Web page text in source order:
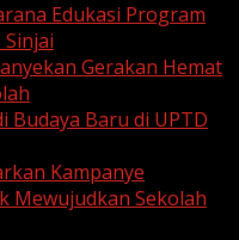
Edukasi Program
Gerakan Hemat
Budaya Baru di UPTD
Kampanye
Mewujudkan Sekolah